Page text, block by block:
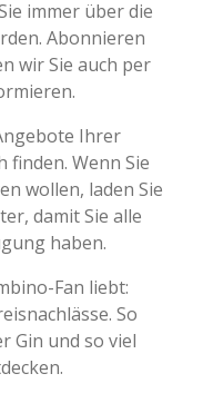
immer über die
Abonnieren
wir Sie auch per
Ihrer
finden. Wenn Sie
wollen, laden Sie
damit Sie alle
haben.
Fan liebt:
So
Gin und so viel